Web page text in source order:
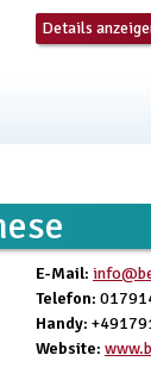
Details
E-Mail:
Telefon:
Handy:
Website: